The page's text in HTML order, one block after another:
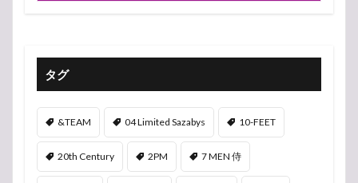
タグ
&TEAM 04 Limited Sazabys 10-FEET
20th Century 2PM 7 MEN 侍